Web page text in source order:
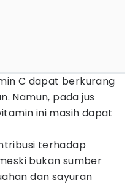
C dapat berkurang
Namun, pada jus
ini masih dapat
terhadap
bukan sumber
dan sayuran